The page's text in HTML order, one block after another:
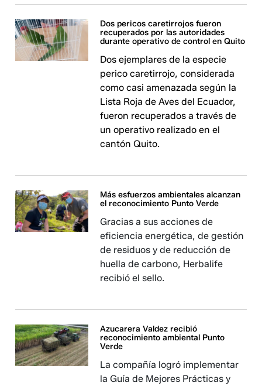
Dos pericos caretirrojos fueron
recuperados por las autoridades
durante operativo de control en Quito
Dos ejemplares de la especie
perico caretirrojo, considerada
como casi amenazada según la
Lista Roja de Aves del Ecuador,
fueron recuperados a través de
un operativo realizado en el
cantón Quito.
Más esfuerzos ambientales alcanzan
el reconocimiento Punto Verde
Gracias a sus acciones de
eficiencia energética, de gestión
de residuos y de reducción de
huella de carbono, Herbalife
recibió el sello.
Azucarera Valdez recibió
reconocimiento ambiental Punto
Verde
La compañía logró implementar
la Guía de Mejores Prácticas y